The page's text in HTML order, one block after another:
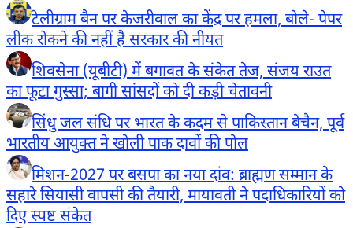
टेलीग्राम बैन पर केजरीवाल का केंद्र पर हमला, बोले- पेपर
लीक रोकने की नहीं है सरकार की नीयत
शिवसेना (यूबीटी) में बगावत के संकेत तेज, संजय राउत
का फूटा गुस्सा; बागी सांसदों को दी कड़ी चेतावनी
सिंधु जल संधि पर भारत के कदम से पाकिस्तान बेचैन, पूर्व
भारतीय आयुक्त ने खोली पाक दावों की पोल
मिशन-2027 पर बसपा का नया दांव: ब्राह्मण सम्मान के
सहारे सियासी वापसी की तैयारी, मायावती ने पदाधिकारियों को
दिए स्पष्ट संकेत